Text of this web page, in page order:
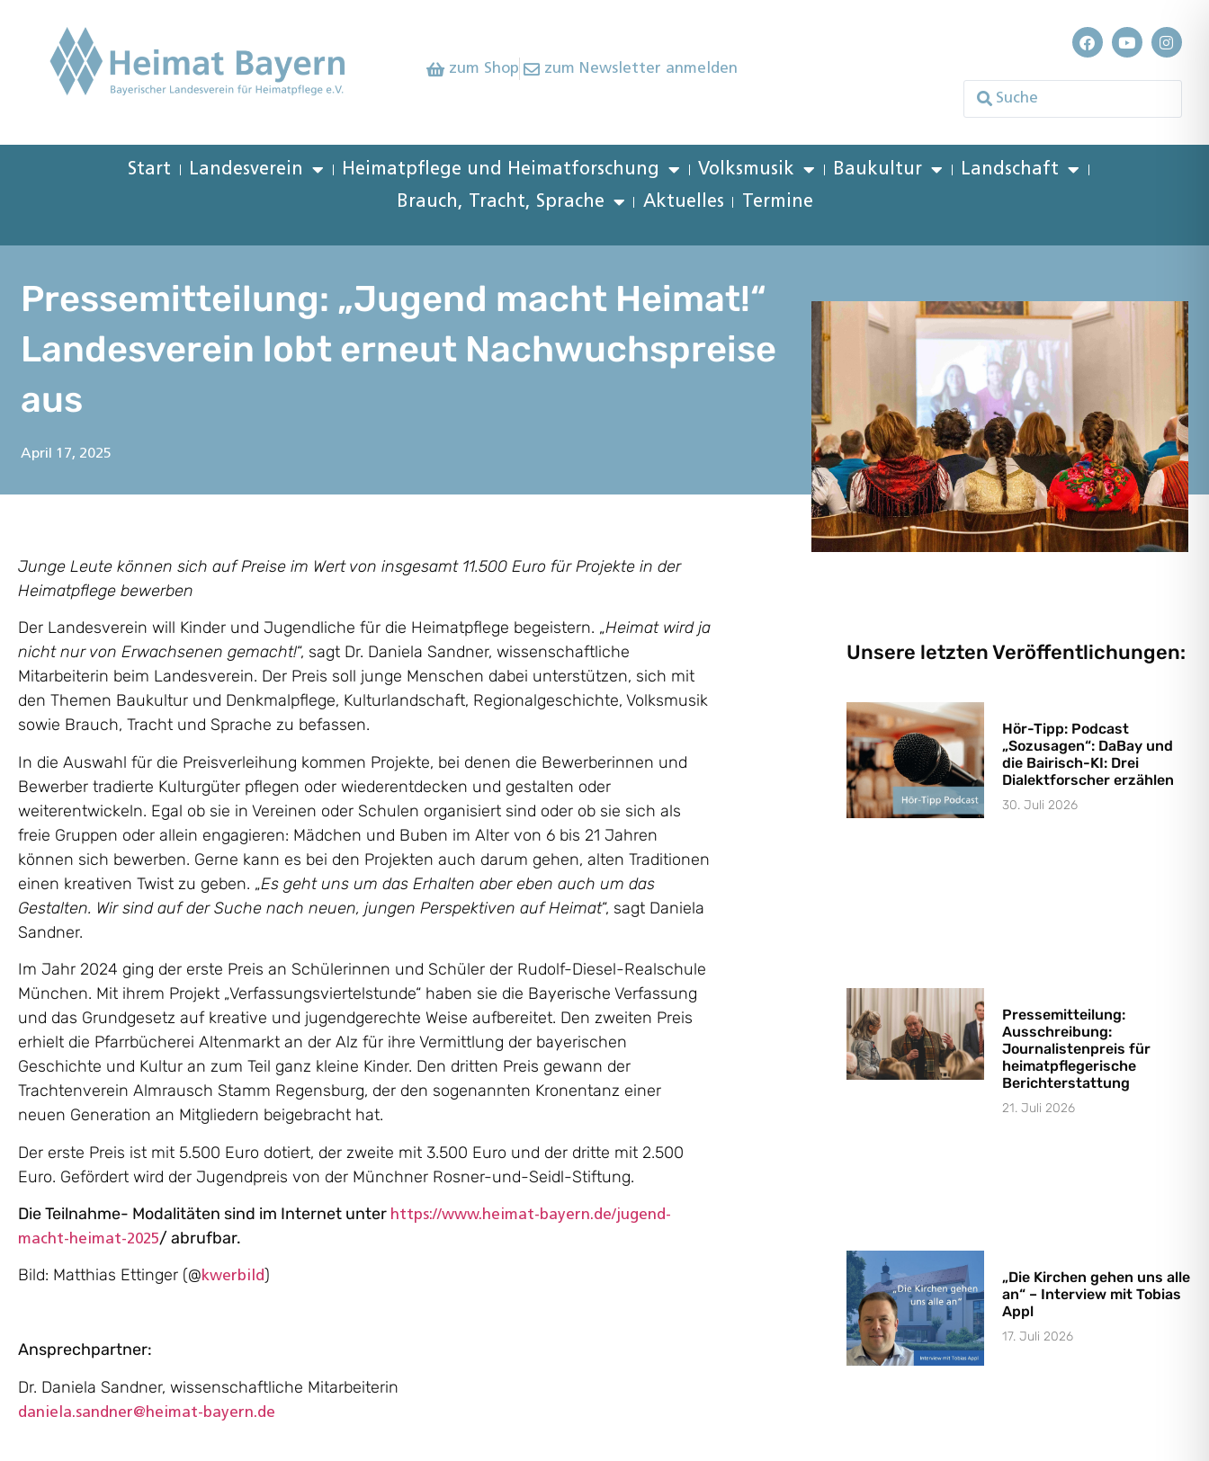
zum Shop zum Newsletter anmelden
Start Landesverein Heimatpflege und Heimatforschung Volksmusik Baukultur
Landschaft
Brauch, Tracht, Sprache
Aktuelles Termine
Pressemitteilung: „Jugend macht Heimat!“
Landesverein lobt erneut Nachwuchspreise
aus
April 17, 2025
Junge Leute können sich auf Preise im Wert von insgesamt 11.500 Euro für Projekte in der
Heimatpflege bewerben
Der Landesverein will Kinder und Jugendliche für die Heimatpflege begeistern. „Heimat wird ja
nicht nur von Erwachsenen gemacht!“, sagt Dr. Daniela Sandner, wissenschaftliche
Mitarbeiterin beim Landesverein. Der Preis soll junge Menschen dabei unterstützen, sich mit
den Themen Baukultur und Denkmalpflege, Kulturlandschaft, Regionalgeschichte, Volksmusik
sowie Brauch, Tracht und Sprache zu befassen.
In die Auswahl für die Preisverleihung kommen Projekte, bei denen die Bewerberinnen und
Bewerber tradierte Kulturgüter pflegen oder wiederentdecken und gestalten oder
weiterentwickeln. Egal ob sie in Vereinen oder Schulen organisiert sind oder ob sie sich als
freie Gruppen oder allein engagieren: Mädchen und Buben im Alter von 6 bis 21 Jahren
können sich bewerben. Gerne kann es bei den Projekten auch darum gehen, alten Traditionen
einen kreativen Twist zu geben. „Es geht uns um das Erhalten aber eben auch um das
Gestalten. Wir sind auf der Suche nach neuen, jungen Perspektiven auf Heimat“, sagt Daniela
Sandner.
Im Jahr 2024 ging der erste Preis an Schülerinnen und Schüler der Rudolf-Diesel-Realschule
München. Mit ihrem Projekt „Verfassungsviertelstunde“ haben sie die Bayerische Verfassung
und das Grundgesetz auf kreative und jugendgerechte Weise aufbereitet. Den zweiten Preis
erhielt die Pfarrbücherei Altenmarkt an der Alz für ihre Vermittlung der bayerischen
Geschichte und Kultur an zum Teil ganz kleine Kinder. Den dritten Preis gewann der
Trachtenverein Almrausch Stamm Regensburg, der den sogenannten Kronentanz einer
neuen Generation an Mitgliedern beigebracht hat.
Der erste Preis ist mit 5.500 Euro dotiert, der zweite mit 3.500 Euro und der dritte mit 2.500
Euro. Gefördert wird der Jugendpreis von der Münchner Rosner-und-Seidl-Stiftung.
Die Teilnahme- Modalitäten sind im Internet unter https://www.heimat-bayern.de/jugend-
macht-heimat-2025/ abrufbar.
Bild: Matthias Ettinger (@kwerbild)
Ansprechpartner:
Dr. Daniela Sandner, wissenschaftliche Mitarbeiterin
daniela.sandner@heimat-bayern.de
Unsere letzten Veröffentlichungen:
Hör-Tipp: Podcast
„Sozusagen“: DaBay und
die Bairisch-KI: Drei
Dialektforscher erzählen
30. Juli 2026
Pressemitteilung:
Ausschreibung:
Journalistenpreis für
heimatpflegerische
Berichterstattung
21. Juli 2026
„Die Kirchen gehen uns alle
an“ – Interview mit Tobias
Appl
17. Juli 2026